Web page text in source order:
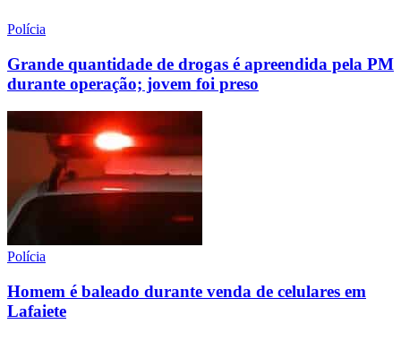
Polícia
Grande quantidade de drogas é apreendida pela PM
durante operação; jovem foi preso
Polícia
Homem é baleado durante venda de celulares em
Lafaiete